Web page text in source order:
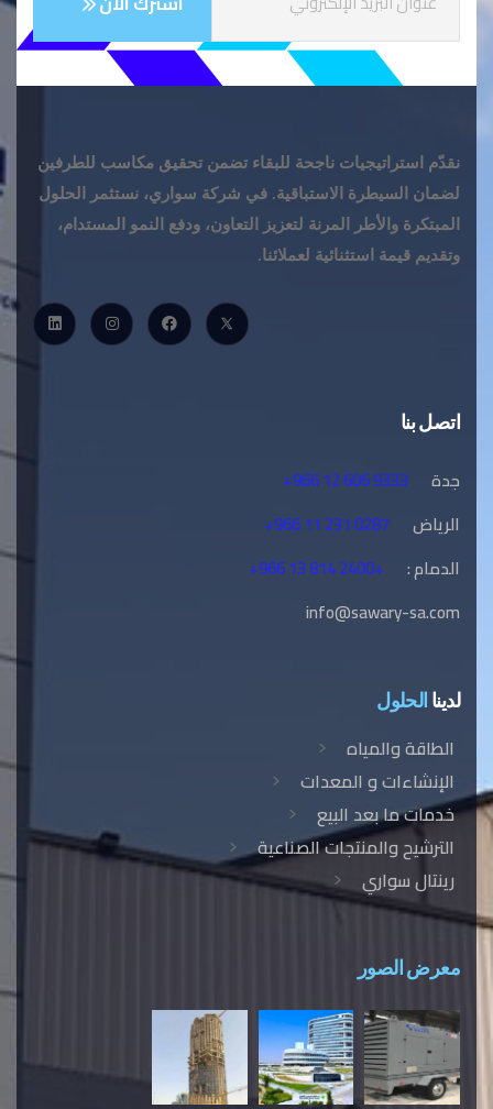
نقدّم استراتيجيات ناجحة للبقاء تضمن تحقيق مكاسب للطرفين
لضمان السيطرة الاستباقية. في شركة سواري، نستثمر الحلول
المبتكرة والأطر المرنة لتعزيز التعاون، ودفع النمو المستدام،
وتقديم قيمة استثنائية لعملائنا.
اتصل بنا
جدة
+966 12 606 9333
الرياض
+966 11 231 0287
الدمام :
+966 13 814 2400+
info@sawary-sa.com
لدينا الحلول
الطاقة والمياه
الإنشاءات و المعدات
خدمات ما بعد البيع
الترشيح والمنتجات الصناعية
رينتال سواري
معرض الصور